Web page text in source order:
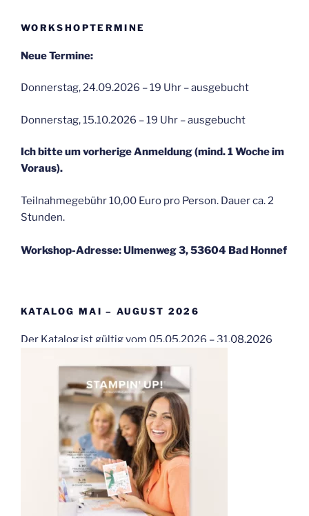
WORKSHOPTERMINE
Neue Termine:
Donnerstag, 24.09.2026 – 19 Uhr – ausgebucht
Donnerstag, 15.10.2026 – 19 Uhr – ausgebucht
Ich bitte um vorherige Anmeldung (mind. 1 Woche im
Voraus).
Teilnahmegebühr 10,00 Euro pro Person. Dauer ca. 2
Stunden.
Workshop-Adresse: Ulmenweg 3, 53604 Bad Honnef
KATALOG MAI – AUGUST 2026
Der Katalog ist gültig vom 05.05.2026 – 31.08.2026